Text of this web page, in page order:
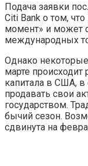
Подача заявки
Citi Bank о том,
момент» и может
международных
Однако
марте происходит
капитала в США, в
продавать свои
государством.
бычий сезон.
сдвинута на